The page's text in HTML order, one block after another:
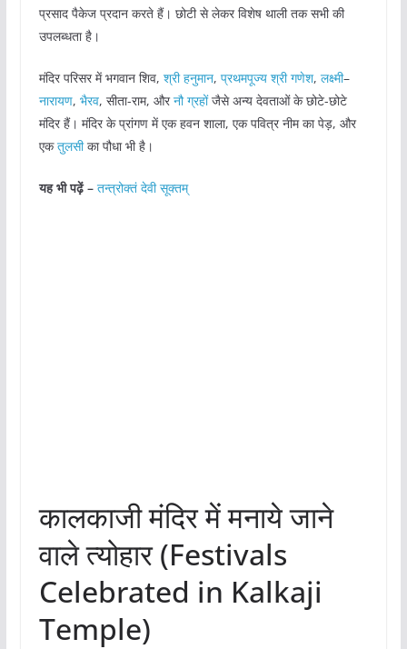
प्रसाद पैकेज प्रदान करते हैं। छोटी से लेकर विशेष थाली तक सभी की
उपलब्धता है।
मंदिर परिसर में भगवान शिव, श्री हनुमान, प्रथमपूज्य श्री गणेश, लक्ष्मी–
नारायण, भैरव, सीता-राम, औरनौ ग्रहोंजैसे अन्य देवताओं के छोटे-छोटे
मंदिर हैं। मंदिर के प्रांगण में एक हवन शाला, एक पवित्र नीम का पेड़, और
एकतुलसीका पौधा भी है।
यह भी पढ़ें – तन्त्रोक्तं देवी सूक्तम्
कालकाजी मंदिर में मनाये जाने
वाले त्योहार (Festivals
Celebrated in Kalkaji
Temple)